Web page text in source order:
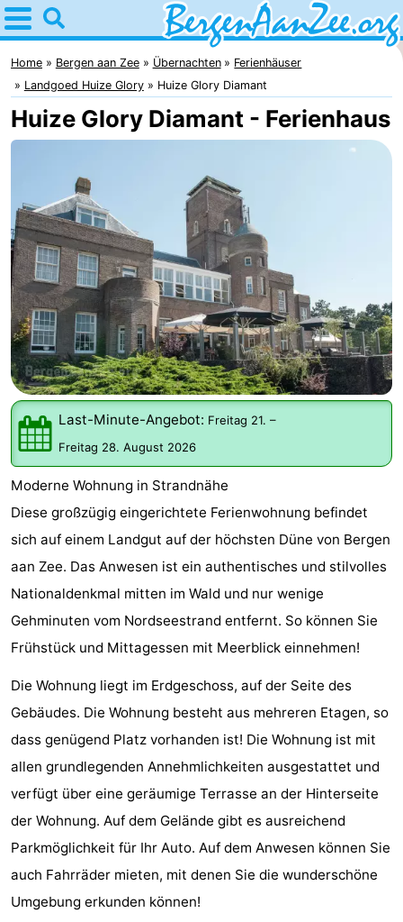
Home
Bergen
aan
Zee
Tipps
Für
Schoorlser
Dünen
Übernachten
Appartements
-
De
Graaf
van
Egmont
-
Landgoed
Huize
Glory
Campingplätze
Ferienhäuser
-
Buiten
Bergen
-
De
Woudhoeve
-
Duinpark
-
Koningshof
-
Kustpark
Egmond
aan
Zee
-
Molengroet
-
Schoorlse
Duinen
-
Scorleduyn
Hotels
Zimmer
Home Bergen aan Zee Übernachten
Ferienhäuser
Landgoed Huize Glory
Huize Glory Diamant
Huize Glory Diamant - Ferienhaus
Last-Minute-Angebot: Freitag 21. –
Freitag 28. August 2026
Moderne Wohnung in Strandnähe
Diese großzügig eingerichtete Ferienwohnung befindet
sich auf einem Landgut auf der höchsten Düne von Bergen
aan Zee. Das Anwesen ist ein authentisches und stilvolles
Nationaldenkmal mitten im Wald und nur wenige
Gehminuten vom Nordseestrand entfernt. So können Sie
Frühstück und Mittagessen mit Meerblick einnehmen!
Die Wohnung liegt im Erdgeschoss, auf der Seite des
Gebäudes. Die Wohnung besteht aus mehreren Etagen, so
dass genügend Platz vorhanden ist! Die Wohnung ist mit
allen grundlegenden Annehmlichkeiten ausgestattet und
verfügt über eine geräumige Terrasse an der Hinterseite
der Wohnung. Auf dem Gelände gibt es ausreichend
Parkmöglichkeit für Ihr Auto. Auf dem Anwesen können Sie
auch Fahrräder mieten, mit denen Sie die wunderschöne
Umgebung erkunden können!